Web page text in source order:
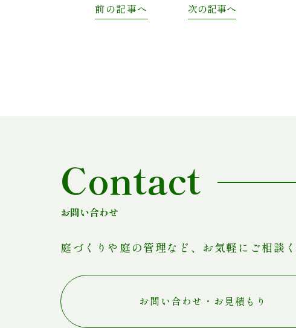
前の記事へ 次の記事へ
Contact
お問い合わせ
庭づくりや庭の管理など、お気軽にご相談く
お問い合わせ・お見積もり